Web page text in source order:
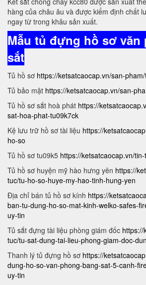
hàng của châu âu và được kiểm định chất
ngay từ trong khâu sản xuất.
Mẫu tủ đựng hồ sơ văn
sắt
Tủ hồ sơ https://ketsatcaocap.vn/san-
Tủ bảo mật https://ketsatcaocap.vn/san-
Tủ hồ sơ sắt hoà phát https://
sat-hoa-phat-tu09k7ck
Kệ lưu trữ hồ sơ tài liệu https://
ho-so
Tủ hồ sơ tu09k5 https://ketsatcaocap.vn/
Tủ hồ sơ huyện mỹ hào hưng yên https://
tuc/tu-ho-so-huye-my-hao-tinh-hung-yen
Địa chỉ bán tủ hồ sơ kính https://
ban-tu-dung-ho-so-mat-kinh-welko-safes-
uy-tin
Tủ sắt đựng tài liệu phòng giám đốc https://
tuc/tu-sat-dung-tai-lieu-phong-giam-doc-
Thanh lý tủ đựng hồ sơ https://
dung-ho-so-van-phong-bang-sat-5-canh-
uy-tin